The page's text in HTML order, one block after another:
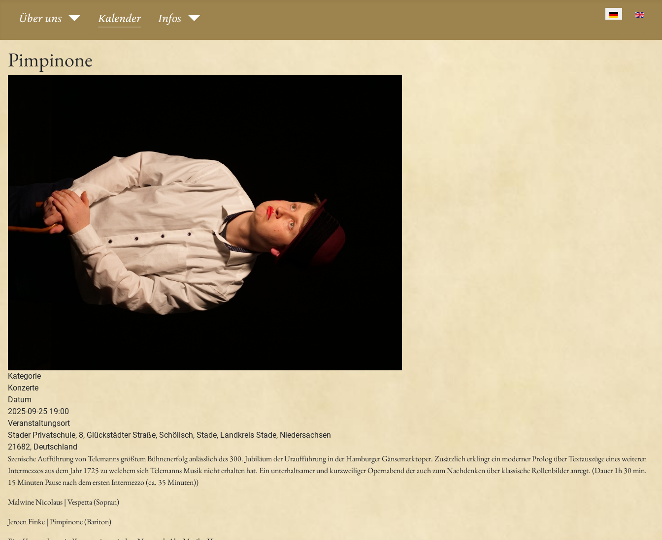
Über uns Kalender Infos Sprache auswählen
Pimpinone
Kategorie
Konzerte
Datum
2025-09-25 19:00
Veranstaltungsort
Stader Privatschule, 8, Glückstädter Straße, Schölisch, Stade, Landkreis Stade, Niedersachsen
21682, Deutschland
Szenische Aufführung von Telemanns größtem Bühnenerfolg anlässlich des 300. Jubiläum der Uraufführung in der Hamburger Gänsemarktoper. Zusätzlich erklingt ein moderner Prolog über Textauszüge eines weiteren
Intermezzos aus dem Jahr 1725 zu welchem sich Telemanns Musik nicht erhalten hat. Ein unterhaltsamer und kurzweiliger Opernabend der auch zum Nachdenken über klassische Rollenbilder anregt. (Dauer 1h 30 min.
15 Minuten Pause nach dem ersten Intermezzo (ca. 35 Minuten))
Malwine Nicolaus | Vespetta (Sopran)
Jeroen Finke | Pimpinone (Bariton)